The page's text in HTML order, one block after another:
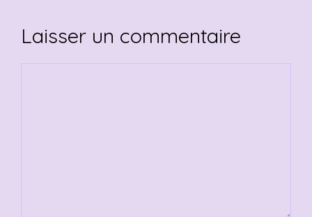
Laisser un commentaire